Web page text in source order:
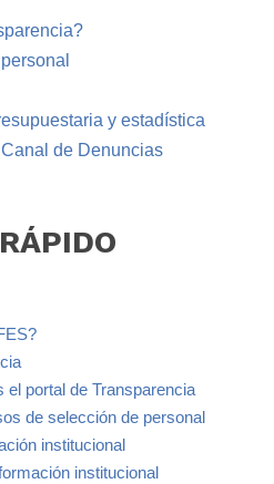
y estadística
de Denuncias
RÁPIDO
el portal de Transparencia
de selección de personal
institucional
institucional